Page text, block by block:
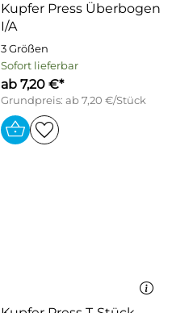
Kupfer Press Überbogen
I/A
3 Größen
Sofort lieferbar
ab 7,20 €*
Grundpreis: ab 7,20 €/Stück